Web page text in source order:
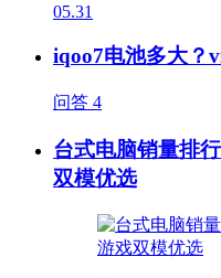
05.31
iqoo7电池多大？
问答 4
台式电脑销量排
双模优选